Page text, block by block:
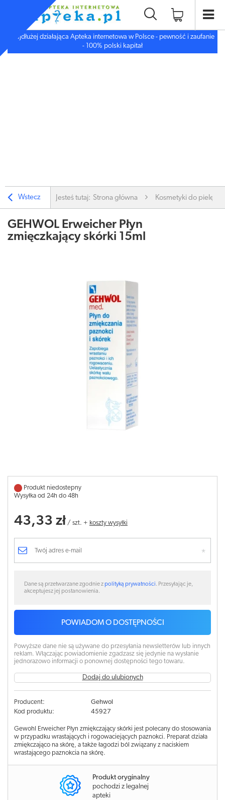
Najdłużej działająca Apteka internetowa w Polsce - pewność i zaufanie
- 100% polski kapitał
Wstecz Jesteś tutaj: Strona główna Kosmetyki do
GEHWOL Erweicher Płyn
zmięczkający skórki 15ml
Produkt niedostepny
Wysyłka od 24h do 48h
43,33 zł / szt. + koszty wysyłki
Dane są przetwarzane zgodnie zpolityką prywatności. Przesyłając je,
akceptujesz jej postanowienia.
POWIADOM O DOSTĘPNOŚCI
Powyższe dane nie są używane do przesyłania newsletterów lub innych
reklam. Włączając powiadomienie zgadzasz się jedynie na wysłanie
jednorazowo informacji o ponownej dostępności tego towaru.
Dodaj do ulubionych
Producent:
Gehwol
Kod produktu:
45927
Gewohl Erweicher Płyn zmiękczający skórki jest polecany do stosowania
w przypadku wrastających i rogowaciejących paznokci. Preparat działa
zmiękczająco na skórę, a także łagodzi ból związany z naciskiem
wrastającego paznokcia na skórę.
Produkt oryginalny
pochodzi z legalnej
apteki